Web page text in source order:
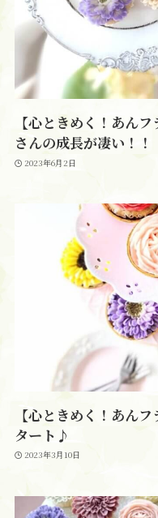
【心ときめく！あん
さんの成長が凄い！！
2023年6月2日
【心ときめく！あん
タート♪
2023年3月10日